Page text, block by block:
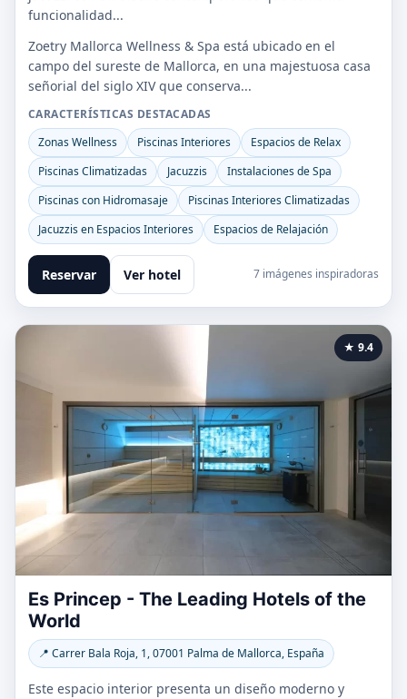
funcionalidad...
Zoetry Mallorca Wellness & Spa está ubicado en el
campo del sureste de Mallorca, en una majestuosa casa
señorial del siglo XIV que conserva...
CARACTERÍSTICAS DESTACADAS
Zonas Wellness
Piscinas Interiores
Espacios de Relax
Piscinas Climatizadas
Jacuzzis
Instalaciones de Spa
Piscinas con Hidromasaje
Piscinas Interiores Climatizadas
Jacuzzis en Espacios Interiores
Espacios de Relajación
Reservar Ver hotel 7 imágenes inspiradoras
★ 9.4
Es Princep - The Leading Hotels of the
World
📍 Carrer Bala Roja, 1, 07001 Palma de Mallorca, España
Este espacio interior presenta un diseño moderno y